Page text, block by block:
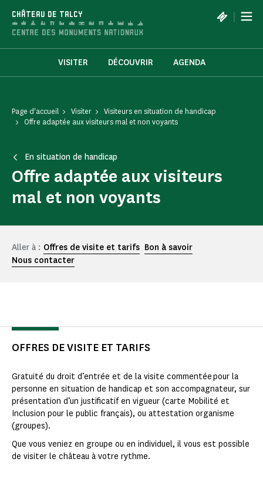
CHÂTEAU DE TALCY |
VISITER DÉCOUVRIR AGENDA
Page d'accueil Visiter
Visiteurs en situation de handicap
Offre adaptée aux visiteurs mal et non voyants
En situation de handicap
Offre adaptée aux visiteurs
mal et non voyants
Aller à : Offres de visite et tarifs Bon à savoir
Nous contacter
OFFRES DE VISITE ET TARIFS
Gratuité du droit d’entrée et de la visite commentée pour la
personne en situation de handicap et son accompagnateur, sur
présentation d’un justificatif en vigueur (carte Mobilité et
Inclusion pour le public français), ou attestation organisme
(groupes).
Que vous veniez en groupe ou en individuel, il vous est possible
de visiter le château à votre rythme.